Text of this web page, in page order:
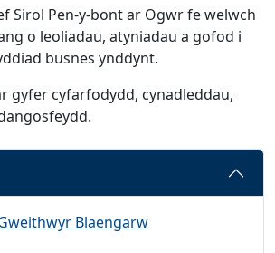
Sirol Pen-y-bont ar Ogwr fe welwch
o leoliadau, atyniadau a gofod i
busnes ynddynt.
gyfer cyfarfodydd, cynadleddau,
Blaengarw